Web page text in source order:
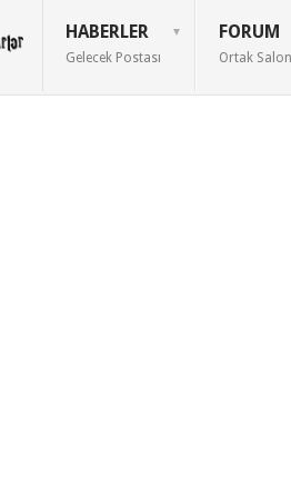
HABERLER
Gelecek Postası
FORUM
Ortak Salon